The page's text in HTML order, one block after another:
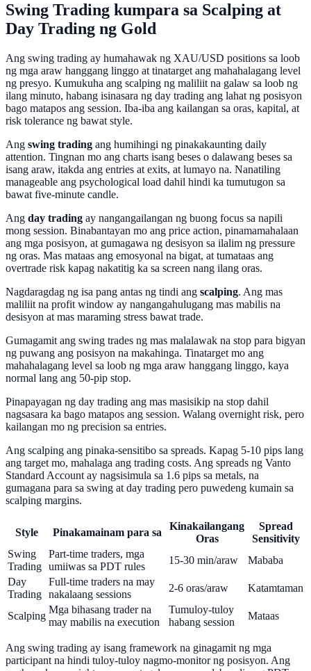
Swing Trading kumpara sa Scalping at
Day Trading ng Gold
Ang swing trading ay humahawak ng XAU/USD positions sa loob
ng mga araw hanggang linggo at tinatarget ang mahahalagang level
ng presyo. Kumukuha ang scalping ng maliliit na galaw sa loob ng
ilang minuto, habang isinasara ng day trading ang lahat ng posisyon
bago matapos ang session. Iba-iba ang kailangan sa oras, kapital, at
risk tolerance ng bawat style.
Ang swing trading ang humihingi ng pinakakaunting daily
attention. Tingnan mo ang charts isang beses o dalawang beses sa
isang araw, itakda ang entries at exits, at lumayo na. Nanatiling
manageable ang psychological load dahil hindi ka tumutugon sa
bawat five-minute candle.
Ang day trading ay nangangailangan ng buong focus sa napili
mong session. Binabantayan mo ang price action, pinamamahalaan
ang mga posisyon, at gumagawa ng desisyon sa ilalim ng pressure
ng oras. Mas mataas ang emosyonal na bigat, at tumataas ang
overtrade risk kapag nakatitig ka sa screen nang ilang oras.
Nagdaragdag ng isa pang antas ng tindi ang scalping. Ang mas
maliliit na profit window ay nangangahulugang mas mabilis na
desisyon at mas maraming stress bawat trade.
Gumagamit ang swing trades ng mas malalawak na stop para bigyan
ng puwang ang posisyon na makahinga. Tinatarget mo ang
mahahalagang level sa loob ng mga araw hanggang linggo, kaya
normal lang ang 50-pip stop.
Pinapayagan ng day trading ang mas masisikip na stop dahil
nagsasara ka bago matapos ang session. Walang overnight risk, pero
kailangan mo ng precision sa entries.
Ang scalping ang pinaka-sensitibo sa spreads. Kapag 5-10 pips lang
ang target mo, mahalaga ang trading costs. Ang spreads ng Vanto
Standard Account ay nagsisimula sa 1.6 pips sa metals, na
gumagana para sa swing at day trading pero puwedeng kumain sa
scalping margins.
Style Pinakamainam para sa
Kinakailangang
Oras
Spread
Sensitivity
Swing
Trading
Part-time traders, mga
umiiwas sa PDT rules
15-30 min/araw
Mababa
Day
Trading
Full-time traders na may
nakalaang sessions
2-6 oras/araw Katamtaman
Scalping
Mga bihasang trader na
may mabilis na execution
Tumuloy-tuloy
habang session
Mataas
Ang swing trading ay isang framework na ginagamit ng mga
participant na hindi tuloy-tuloy nagmo-monitor ng posisyon. Ang